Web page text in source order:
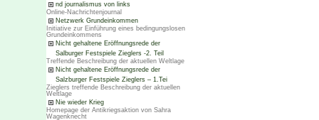
nd journalismus von links
Online-Nachrichtenjournal
Netzwerk Grundeinkommen
Initiative zur Einführung eines bedingungslosen
Grundeinkommens
Nicht gehaltene Eröffnungsrede der
Salburger Festspiele Zieglers -2. Teil
Treffende Beschreibung der aktuellen Weltlage
Nicht gehaltene Eröffnungsrede der
Salzburger Festspiele Zieglers – 1.Tei
Zieglers treffende Beschreibung der aktuellen
Weltlage
Nie wieder Krieg
Homepage der Antikriegsaktion von Sahra
Wagenknecht